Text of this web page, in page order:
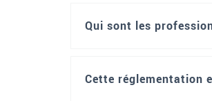
Qui sont les
Cette réglementation